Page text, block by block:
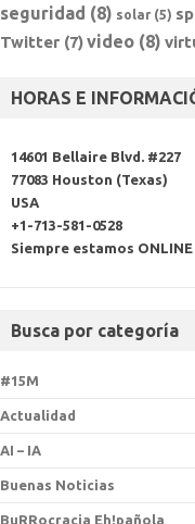
seguridad (8) solar (5)
Twitter (7)video (8)
HORAS E
14601 Bellaire Blvd. #227
77083 Houston (Texas)
USA
+1-713-581-0528
Siempre estamos ONLINE
Busca por categoría
#15M
Actualidad
AI – IA
Buenas Noticias
BuRRocracia Eh!pañola